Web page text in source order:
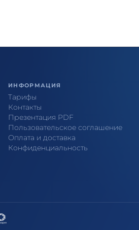
ИНФОРМАЦИЯ
Тарифы
Контакты
Презентация PDF
Пользовательское соглашение
Оплата и доставка
Конфиденциальность